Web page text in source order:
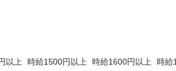
以上 時給1500円以上 時給1600円以上 時給